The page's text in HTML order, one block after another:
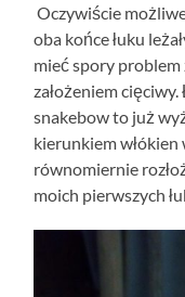
Oczywiście
oba końce łuku
mieć spory problem
założeniem
snakebow to już
kierunkiem
równomiernie
moich pierwszych